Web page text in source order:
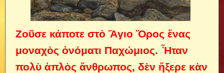
Ζοῦσε κάποτε στὸ Ἅγιο Ὄρος ἕνας
μοναχὸς ὀνόματι Παχώμιος. Ἦταν
πολὺ ἁπλὸς ἄνθρωπος, δὲν ἤξερε κὰν